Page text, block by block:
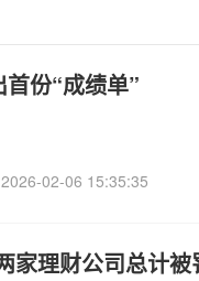
份“成绩单”
2026-02-06 15:35:35
家理财公司总计被